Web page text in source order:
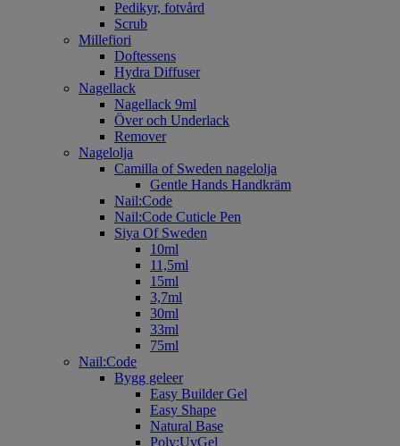
Pedikyr, fotvård
Scrub
Millefiori
Doftessens
Hydra Diffuser
Nagellack
Nagellack 9ml
Över och Underlack
Remover
Nagelolja
Camilla of Sweden nagelolja
Gentle Hands Handkräm
Nail:Code
Nail:Code Cuticle Pen
Siya Of Sweden
10ml
11,5ml
15ml
3,7ml
30ml
33ml
75ml
Nail:Code
Bygg geleer
Easy Builder Gel
Easy Shape
Natural Base
Poly:UvGel